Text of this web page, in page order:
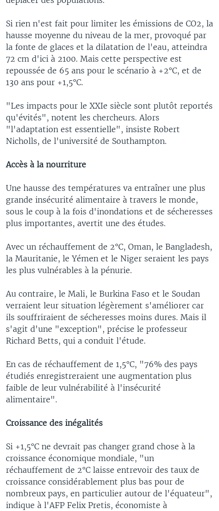
Si rien n'est fait pour limiter les émissions de CO2, la
hausse moyenne du niveau de la mer, provoqué par
la fonte de glaces et la dilatation de l'eau, atteindra
72 cm d'ici à 2100. Mais cette perspective est
repoussée de 65 ans pour le scénario à +2°C, et de
130 ans pour +1,5°C.
"Les impacts pour le XXIe siècle sont plutôt reportés
qu'évités", notent les chercheurs. Alors
"l'adaptation est essentielle", insiste Robert
Nicholls, de l'université de Southampton.
Accès à la nourriture
Une hausse des températures va entraîner une plus
grande insécurité alimentaire à travers le monde,
sous le coup à la fois d'inondations et de sécheresses
plus importantes, avertit une des études.
Avec un réchauffement de 2°C, Oman, le Bangladesh,
la Mauritanie, le Yémen et le Niger seraient les pays
les plus vulnérables à la pénurie.
Au contraire, le Mali, le Burkina Faso et le Soudan
verraient leur situation légèrement s'améliorer car
ils souffriraient de sécheresses moins dures. Mais il
s'agit d'une "exception", précise le professeur
Richard Betts, qui a conduit l'étude.
En cas de réchauffement de 1,5°C, "76% des pays
étudiés enregistreraient une augmentation plus
faible de leur vulnérabilité à l'insécurité
alimentaire".
Croissance des inégalités
Si +1,5°C ne devrait pas changer grand chose à la
croissance économique mondiale, "un
réchauffement de 2°C laisse entrevoir des taux de
croissance considérablement plus bas pour de
nombreux pays, en particulier autour de l'équateur",
indique à l'AFP Felix Pretis, économiste à